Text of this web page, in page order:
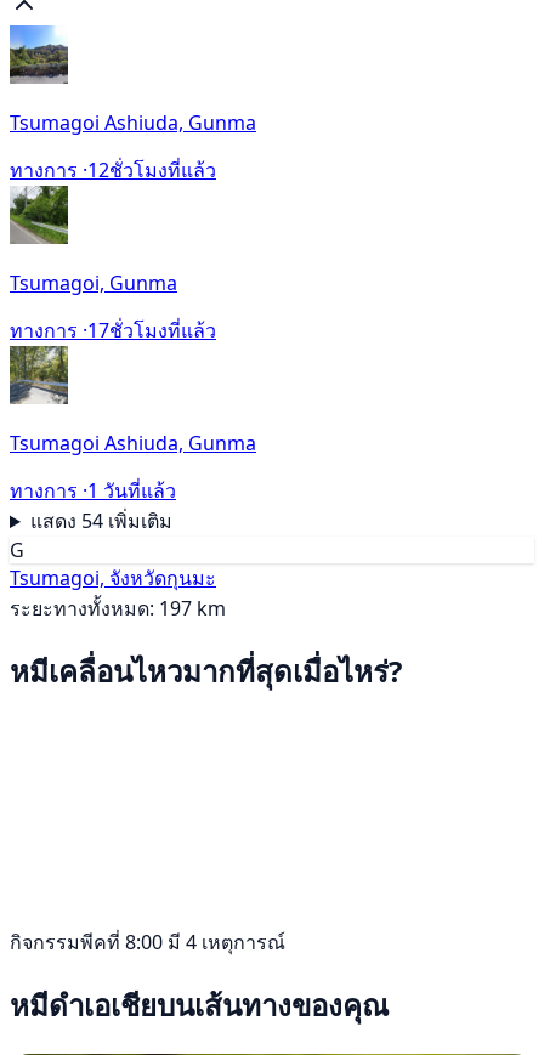
Tsumagoi Ashiuda, Gunma
ทางการ ·12ชั่วโมงที่แล้ว
Tsumagoi, Gunma
ทางการ ·17ชั่วโมงที่แล้ว
Tsumagoi Ashiuda, Gunma
ทางการ ·1 วันที่แล้ว
แสดง 54 เพิ่มเติม
G
Tsumagoi, จังหวัดกุนมะ
ระยะทางทั้งหมด: 197 km
หมีเคลื่อนไหวมากที่สุดเมื่อไหร่?
กิจกรรมพีคที่ 8:00 มี 4 เหตุการณ์
หมีดำเอเชียบนเส้นทางของคุณ